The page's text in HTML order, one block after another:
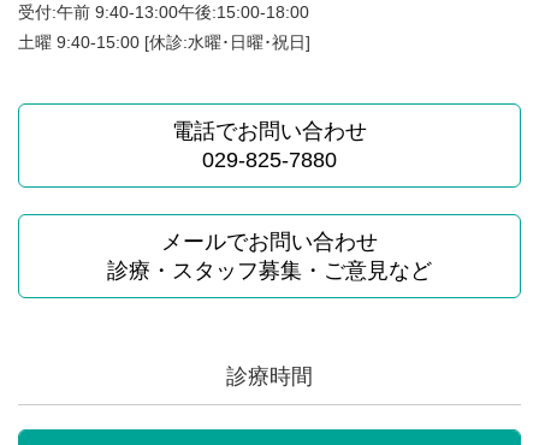
受付:午前 9:40-13:00午後:15:00-18:00
土曜 9:40-15:00 [休診:水曜･日曜･祝日]
電話でお問い合わせ
029-825-7880
メールでお問い合わせ
診療・スタッフ募集・ご意見など
診療時間